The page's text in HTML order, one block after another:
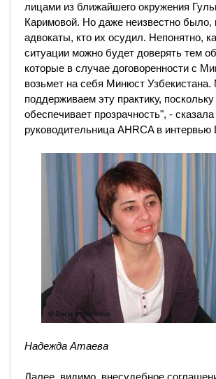
лицами из ближайшего окружения
Каримовой. Но даже неизвестно было,
адвокаты, кто их осудил. Непонятно,
ситуации можно будет доверять тем
которые в случае договоренности с
возьмет на себя Минюст
поддерживаем эту практику,
обеспечивает прозрачность", - сказала
руководительница AHRCA в интервью
Надежда Атаева
Далее, видимо, внесудебное